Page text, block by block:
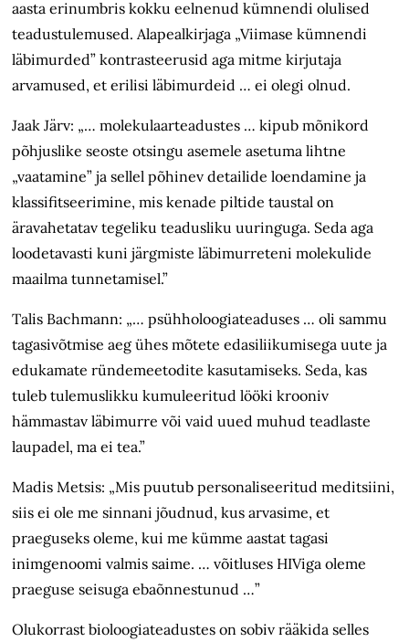
aasta erinumbris kokku eelnenud kümnendi olulised
teadustulemused. Alapealkirjaga „Viimase kümnendi
läbimurded” kontrasteerusid aga mitme kirjutaja
arvamused, et erilisi läbimurdeid … ei olegi olnud.
Jaak Järv: „… molekulaarteadustes … kipub mõnikord
põhjuslike seoste otsingu asemele asetuma lihtne
„vaatamine” ja sellel põhinev detailide loendamine ja
klassifitseerimine, mis kenade piltide taustal on
äravahetatav tegeliku teadusliku uuringuga. Seda aga
loodetavasti kuni järgmiste läbimurreteni molekulide
maailma tunnetamisel.”
Talis Bachmann: „… psühholoogiateaduses … oli sammu
tagasivõtmise aeg ühes mõtete edasiliikumisega uute ja
edukamate ründemeetodite kasutamiseks. Seda, kas
tuleb tulemuslikku kumuleeritud lööki krooniv
hämmastav läbimurre või vaid uued muhud teadlaste
laupadel, ma ei tea.”
Madis Metsis: „Mis puutub personaliseeritud meditsiini,
siis ei ole me sinnani jõudnud, kus arvasime, et
praeguseks oleme, kui me kümme aastat tagasi
inimgenoomi valmis saime. … võitluses HIViga oleme
praeguse seisuga ebaõnnestunud …”
Olukorrast bioloogiateadustes on sobiv rääkida selles